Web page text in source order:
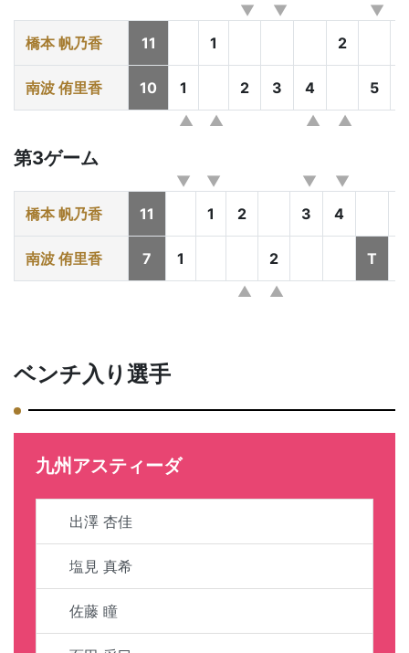
橋本 帆乃香 11 1 2
南波 侑里香 10 1 2 3 4 5
第3ゲーム
橋本 帆乃香 11 1 2 3 4
南波 侑里香 7 1 2 T
ベンチ入り選手
九州アスティーダ
出澤 杏佳
塩見 真希
佐藤 瞳